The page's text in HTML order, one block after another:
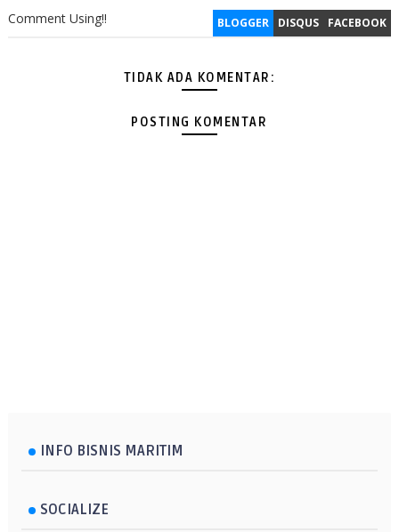
BLOGGER DISQUS FACEBOOK
Comment Using!!
TIDAK ADA KOMENTAR:
POSTING KOMENTAR
INFO BISNIS MARITIM
SOCIALIZE